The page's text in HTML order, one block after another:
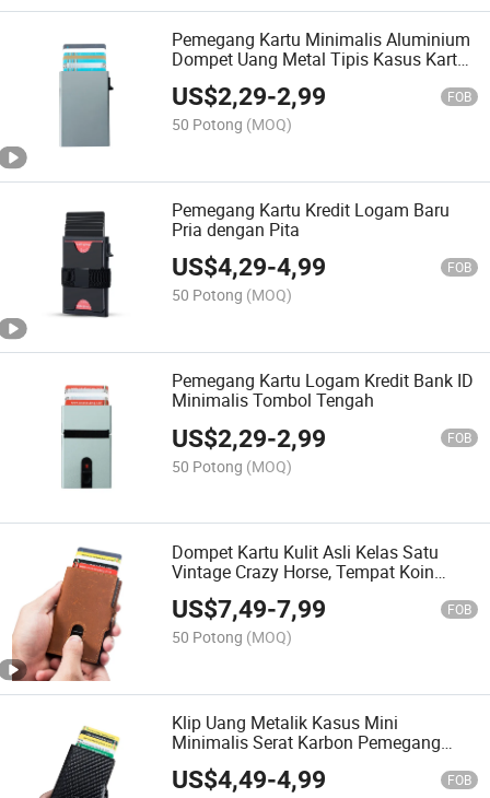
Pemegang Kartu Minimalis Aluminium
Dompet Uang Metal Tipis Kasus Kartu
Alloy RFID Sederhana
US$2,29-2,99 FOB
50 Potong (MOQ)
Pemegang Kartu Kredit Logam Baru
Pria dengan Pita
US$4,29-4,99 FOB
50 Potong (MOQ)
Pemegang Kartu Logam Kredit Bank ID
Minimalis Tombol Tengah
US$2,29-2,99 FOB
50 Potong (MOQ)
Dompet Kartu Kulit Asli Kelas Satu
Vintage Crazy Horse, Tempat Koin
Pintar, Dompet Pop Otomatis Kredit
US$7,49-7,99 FOB
50 Potong (MOQ)
Klip Uang Metalik Kasus Mini
Minimalis Serat Karbon Pemegang
Kartu ID Dompet Aluminium
US$4,49-4,99 FOB